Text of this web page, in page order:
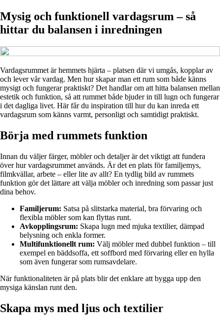
Mysig och funktionell vardagsrum – så
hittar du balansen i inredningen
Vardagsrummet är hemmets hjärta – platsen där vi umgås, kopplar av
och lever vår vardag. Men hur skapar man ett rum som både känns
mysigt och fungerar praktiskt? Det handlar om att hitta balansen mellan
estetik och funktion, så att rummet både bjuder in till lugn och fungerar
i det dagliga livet. Här får du inspiration till hur du kan inreda ett
vardagsrum som känns varmt, personligt och samtidigt praktiskt.
Börja med rummets funktion
Innan du väljer färger, möbler och detaljer är det viktigt att fundera
över hur vardagsrummet används. Är det en plats för familjemys,
filmkvällar, arbete – eller lite av allt? En tydlig bild av rummets
funktion gör det lättare att välja möbler och inredning som passar just
dina behov.
Familjerum: Satsa på slitstarka material, bra förvaring och
flexibla möbler som kan flyttas runt.
Avkopplingsrum: Skapa lugn med mjuka textilier, dämpad
belysning och enkla former.
Multifunktionellt rum: Välj möbler med dubbel funktion – till
exempel en bäddsoffa, ett soffbord med förvaring eller en hylla
som även fungerar som rumsavdelare.
När funktionaliteten är på plats blir det enklare att bygga upp den
mysiga känslan runt den.
Skapa mys med ljus och textilier